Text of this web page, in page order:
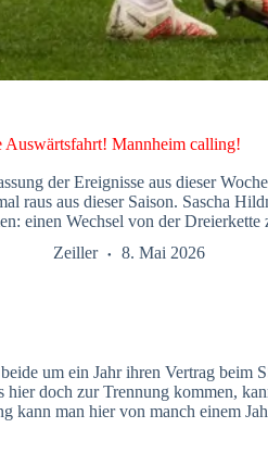
Auswärtsfahrt! Mannheim calling!
der Ereignisse aus dieser
aus dieser Saison. Sascha
einen Wechsel von der
Zeiller
8. Mai 2026
um ein Jahr ihren Vertrag beim
doch zur Trennung kommen,
kann man hier von manch einem